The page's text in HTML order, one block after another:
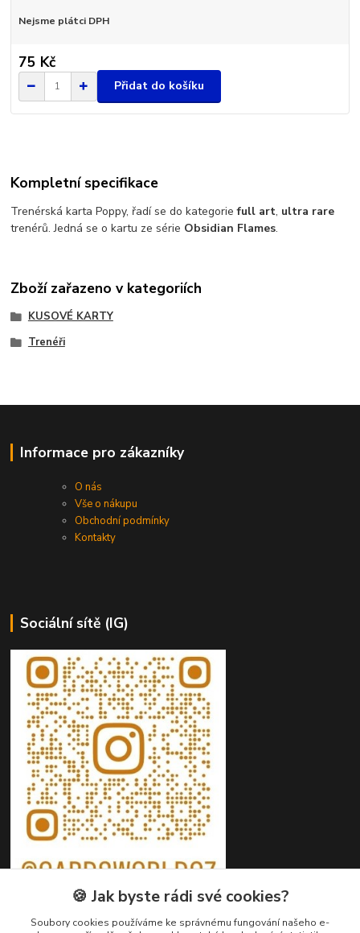
Nejsme plátci DPH
75 Kč
Přidat do košíku
Kompletní specifikace
Trenérská karta Poppy, řadí se do kategoriefull art, ultra rare
trenérů. Jedná se o kartu ze série Obsidian Flames.
Zboží zařazeno v kategoriích
KUSOVÉ KARTY
Trenéři
Informace pro zákazníky
O nás
Vše o nákupu
Obchodní podmínky
Kontakty
Sociální sítě (IG)
🍪 Jak byste rádi své cookies?
Soubory cookies používáme ke správnému fungování našeho e-